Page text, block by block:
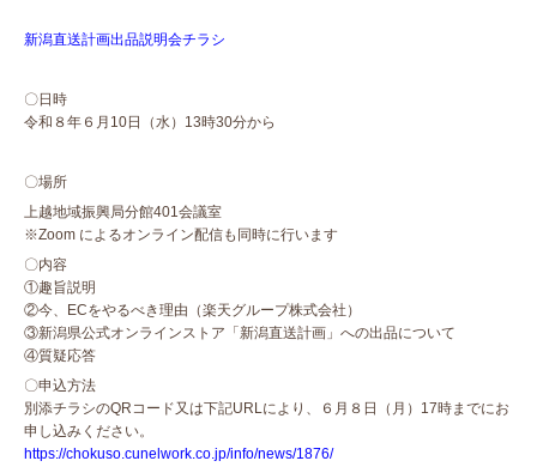
新潟直送計画出品説明会チラシ
〇日時
令和８年６月10日（水）13時30分から
〇場所
上越地域振興局分館401会議室
※Zoom によるオンライン配信も同時に行います
〇内容
①趣旨説明
②今、ECをやるべき理由（楽天グループ株式会社）
③新潟県公式オンラインストア「新潟直送計画」への出品について
④質疑応答
〇申込方法
別添チラシのQRコード又は下記URLにより、６月８日（月）17時までにお
申し込みください。
https://chokuso.cunelwork.co.jp/info/news/1876/